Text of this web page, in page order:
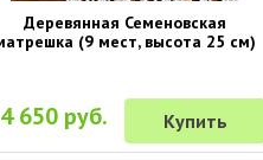
Деревянная Семеновская
(9 мест, высота 25 см)
4 650 руб. Купить